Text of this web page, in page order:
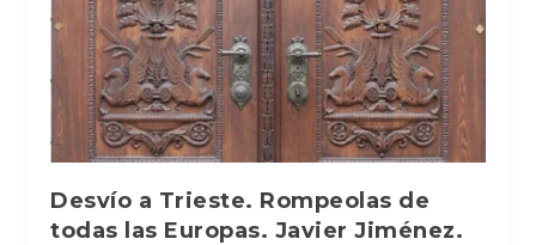
Desvío a Trieste. Rompeolas de
todas las Europas. Javier Jiménez.